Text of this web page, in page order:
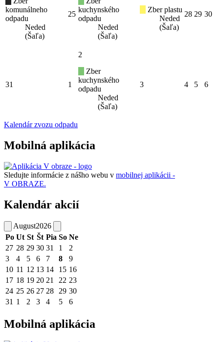
komunálneho
odpadu
Neded
(Šaľa)
25
kuchynského
odpadu
Neded
(Šaľa)
Zber plastu
Neded
(Šaľa)
28 29 30
31 1
2
Zber
kuchynského
odpadu
Neded
(Šaľa)
3 4 5 6
Kalendár zvozu odpadu
Mobilná aplikácia
Sledujte informácie z nášho webu v mobilnej aplikácii -
V OBRAZE.
Kalendár akcií
August2026
Po Ut St Št Pia So Ne
27 28 29 30 31 1
2
3
4 5 6 7 8
9
10 11 12 13 14 15 16
17 18 19 20 21 22 23
24 25 26 27 28 29 30
31 1 2 3 4 5 6
Mobilná aplikácia